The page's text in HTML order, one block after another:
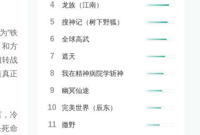
“铁
和方
转战
正
冷
命
4 龙族（江南）
5 搜神记（树下野狐）
6 全球高武
7 遮天
8 我在精神病院学斩神
9 幽冥仙途
10 完美世界（辰东）
11 撒野